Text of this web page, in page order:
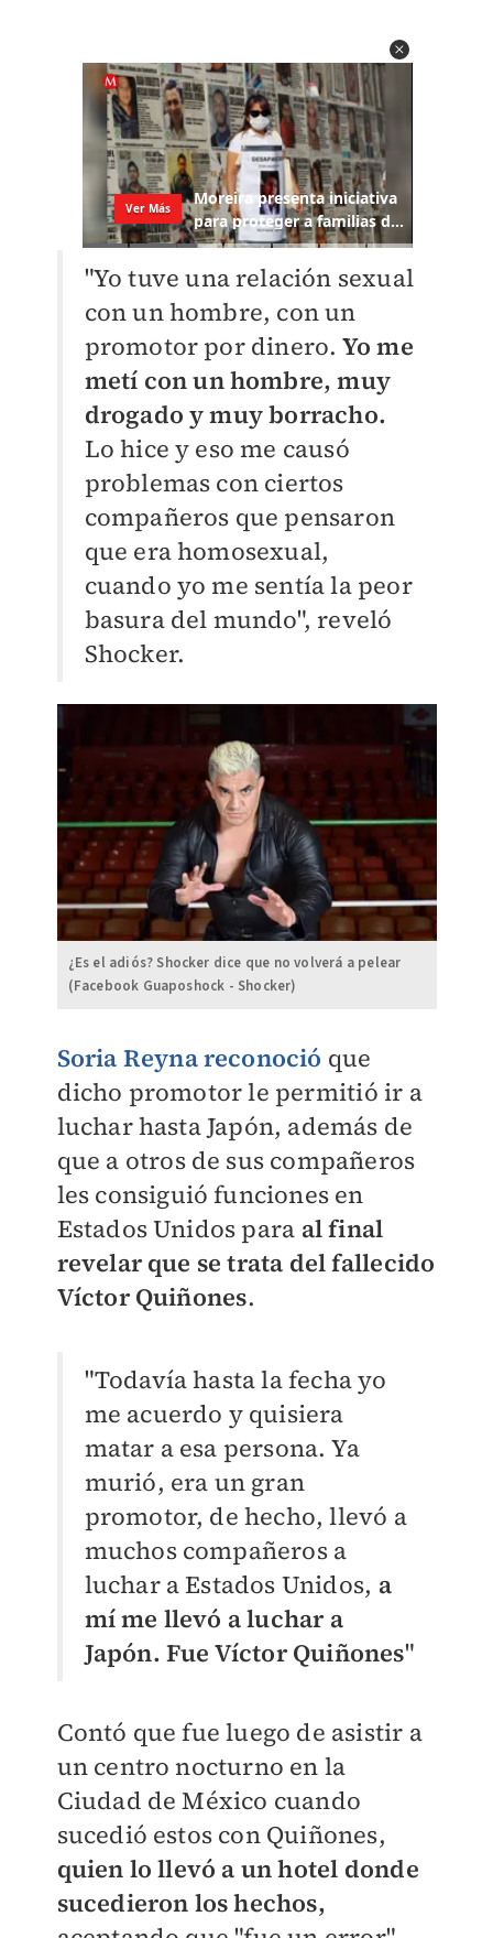
"Yo tuve una relación sexual
con un hombre, con un
promotor por dinero. Yo me
metí con un hombre, muy
drogado y muy borracho.
Lo hice y eso me causó
problemas con ciertos
compañeros que pensaron
que era homosexual,
cuando yo me sentía la peor
basura del mundo", reveló
Shocker.
¿Es el adiós? Shocker dice que no volverá a pelear
(Facebook Guaposhock - Shocker)
Soria Reyna reconoció que
dicho promotor le permitió ir a
luchar hasta Japón, además de
que a otros de sus compañeros
les consiguió funciones en
Estados Unidos para al final
revelar que se trata del fallecido
Víctor Quiñones.
"Todavía hasta la fecha yo
me acuerdo y quisiera
matar a esa persona. Ya
murió, era un gran
promotor, de hecho, llevó a
muchos compañeros a
luchar a Estados Unidos, a
mí me llevó a luchar a
Japón. Fue Víctor Quiñones"
Contó que fue luego de asistir a
un centro nocturno en la
Ciudad de México cuando
sucedió estos con Quiñones,
quien lo llevó a un hotel donde
sucedieron los hechos,